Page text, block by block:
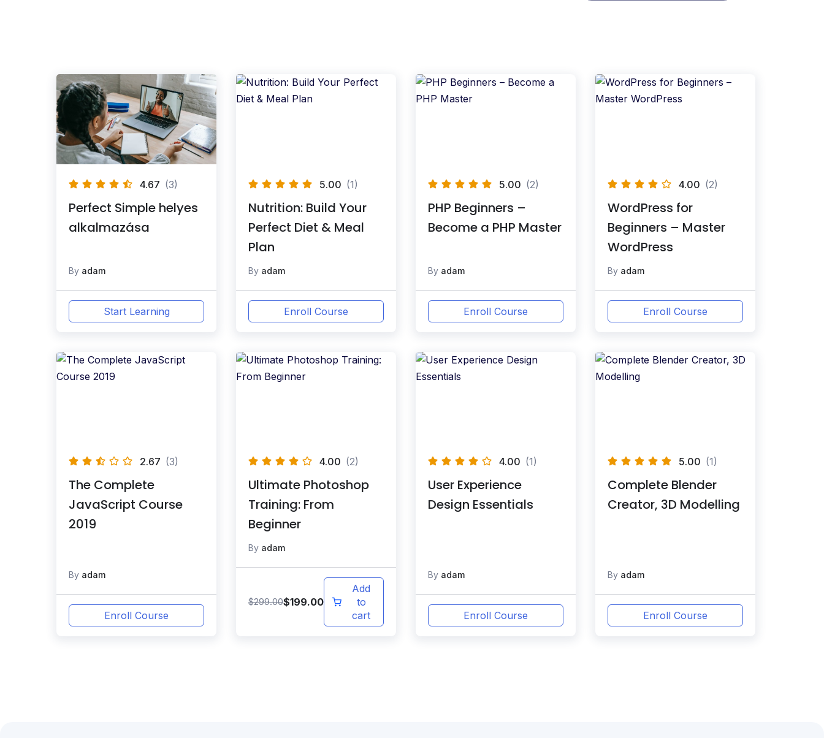
4.67 (3)
Perfect Simple helyes
alkalmazása
By adam
Start Learning
5.00 (1)
Nutrition: Build Your
Perfect Diet & Meal
Plan
By adam
Enroll Course
5.00 (2)
PHP Beginners –
Become a PHP Master
By adam
Enroll Course
4.00 (2)
WordPress for
Beginners – Master
WordPress
By adam
Enroll Course
2.67 (3)
The Complete
JavaScript Course
2019
By adam
Enroll Course
4.00 (2)
Ultimate Photoshop
Training: From
Beginner
By adam
$299.00$199.00
Add
to
cart
4.00 (1)
User Experience
Design Essentials
By adam
Enroll Course
5.00 (1)
Complete Blender
Creator, 3D Modelling
By adam
Enroll Course